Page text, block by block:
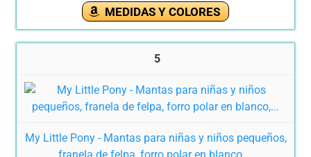
MEDIDAS Y COLORES
5
My Little Pony - Mantas para niñas y niños pequeños,
franela de felpa, forro polar en blanco,...